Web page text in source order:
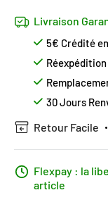
Livraison
5€ Crédité
30 Jours
Retour Facile
Flexpay : la
article